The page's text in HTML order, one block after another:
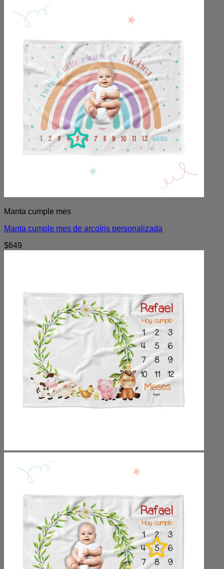
Manta cumple mes
Manta cumple mes de arcoíris personalizada
$649